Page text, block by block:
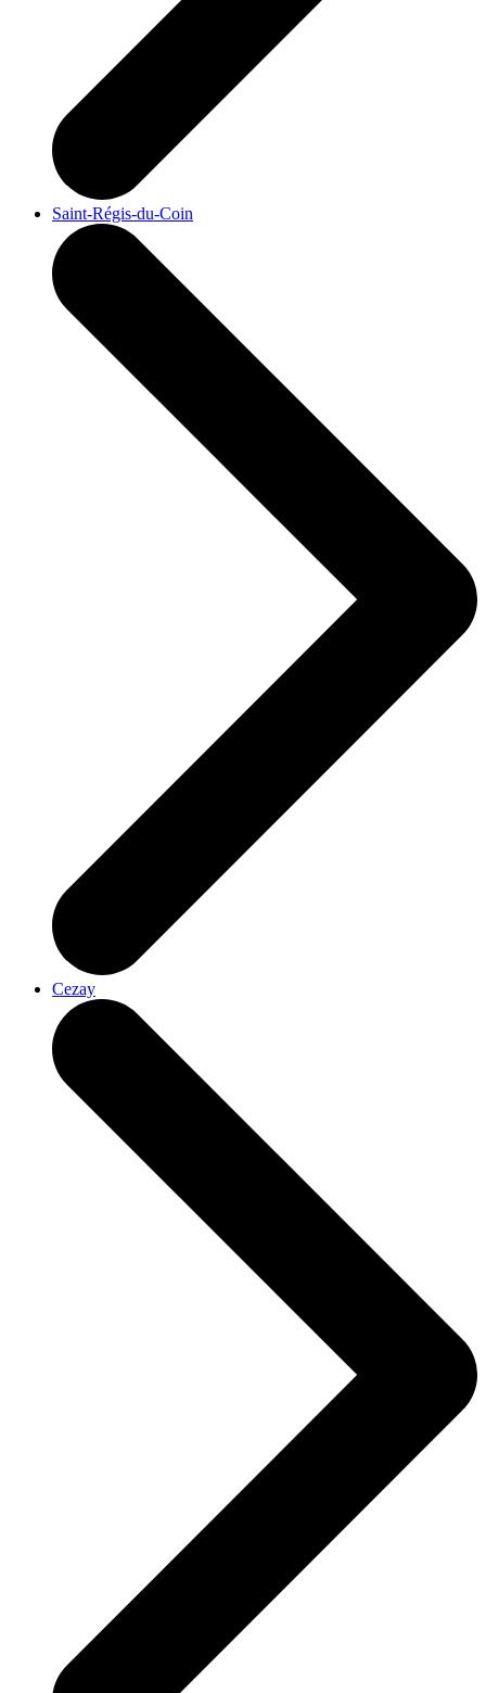
Saint-Régis-du-Coin
Cezay